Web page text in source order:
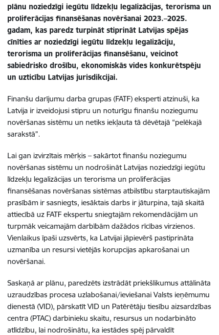
plānu noziedzīgi iegūtu līdzekļu legalizācijas, terorisma un
proliferācijas finansēšanas novēršanai 2023.–2025.
gadam, kas paredz turpināt stiprināt Latvijas spējas
cīnīties ar noziedzīgi iegūtu līdzekļu legalizāciju,
terorisma un proliferācijas finansēšanu, veicinot
sabiedrisko drošību, ekonomiskās vides konkurētspēju
un uzticību Latvijas jurisdikcijai.
Finanšu darījumu darba grupas (FATF) eksperti atzinuši, ka
Latvija ir izveidojusi stipru un noturīgu finanšu noziegumu
novēršanas sistēmu un netiks iekļauta tā dēvētajā “pelēkajā
sarakstā”.
Lai gan izvirzītais mērķis – sakārtot finanšu noziegumu
novēršanas sistēmu un nodrošināt Latvijas noziedzīgi iegūtu
līdzekļu legalizācijas un terorisma un proliferācijas
finansēšanas novēršanas sistēmas atbilstību starptautiskajām
prasībām ir sasniegts, iesāktais darbs ir jāturpina, tajā skaitā
attiecībā uz FATF ekspertu sniegtajām rekomendācijām un
turpmāk veicamajām darbībām dažādos rīcības virzienos.
Vienlaikus īpaši uzsvērts, ka Latvijai jāpievērš pastiprināta
uzmanība un resursi vietējās korupcijas apkarošanai un
novēršanai.
Saskaņā ar plānu, paredzēts izstrādāt priekšlikumus attālināta
uzraudzības procesa uzlabošanai/ieviešanai Valsts ieņēmumu
dienestā (VID), pārskatīt VID un Patērētāju tiesību aizsardzības
centra (PTAC) darbinieku skaitu, resursus un nodarbināto
atlīdzību, lai nodrošinātu, ka iestādes spēj pārvaldīt